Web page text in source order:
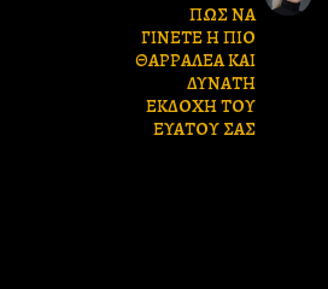
ΠΩΣ ΝΑ
ΓΙΝΕΤΕ Η ΠΙΟ
ΘΑΡΡΑΛΕΑ ΚΑΙ
ΔΥΝΑΤΗ
ΕΚΔΟΧΗ ΤΟΥ
ΕΥΑΤΟΥ ΣΑΣ